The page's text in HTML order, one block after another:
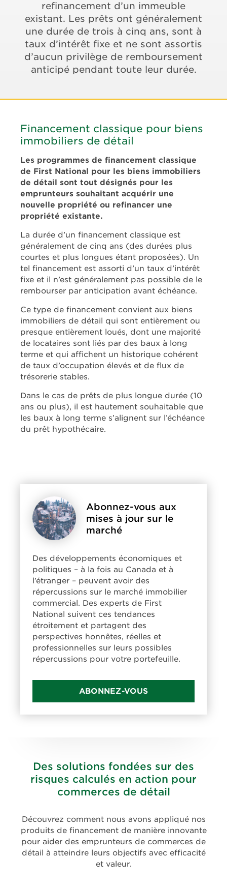
refinancement d’un immeuble
existant. Les prêts ont généralement
une durée de trois à cinq ans, sont à
taux d’intérêt fixe et ne sont assortis
d’aucun privilège de remboursement
anticipé pendant toute leur durée.
Financement classique pour biens
immobiliers de détail
Les programmes de financement classique
de First National pour les biens immobiliers
de détail sont tout désignés pour les
emprunteurs souhaitant acquérir une
nouvelle propriété ou refinancer une
propriété existante.
La durée d’un financement classique est
généralement de cinq ans (des durées plus
courtes et plus longues étant proposées). Un
tel financement est assorti d’un taux d’intérêt
fixe et il n’est généralement pas possible de le
rembourser par anticipation avant échéance.
Ce type de financement convient aux biens
immobiliers de détail qui sont entièrement ou
presque entièrement loués, dont une majorité
de locataires sont liés par des baux à long
terme et qui affichent un historique cohérent
de taux d’occupation élevés et de flux de
trésorerie stables.
Dans le cas de prêts de plus longue durée (10
ans ou plus), il est hautement souhaitable que
les baux à long terme s’alignent sur l’échéance
du prêt hypothécaire.
Abonnez-vous aux
mises à jour sur le
marché
Des développements économiques et
politiques – à la fois au Canada et à
l’étranger – peuvent avoir des
répercussions sur le marché immobilier
commercial. Des experts de First
National suivent ces tendances
étroitement et partagent des
perspectives honnêtes, réelles et
professionnelles sur leurs possibles
répercussions pour votre portefeuille.
ABONNEZ-VOUS
Des solutions fondées sur des
risques calculés en action pour
commerces de détail
Découvrez comment nous avons appliqué nos
produits de financement de manière innovante
pour aider des emprunteurs de commerces de
détail à atteindre leurs objectifs avec efficacité
et valeur.